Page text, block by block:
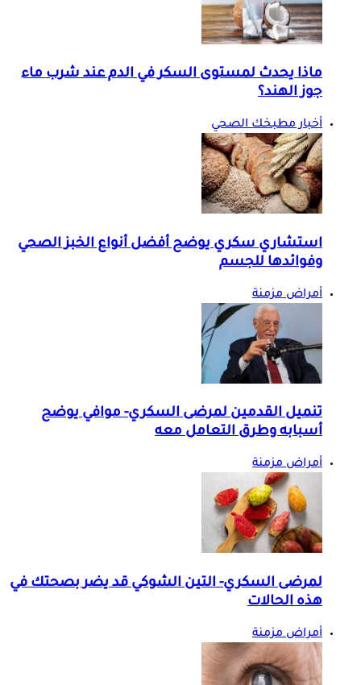
ماذا يحدث لمستوى السكر في الدم عند شرب ماء
جوز الهند؟
أخبار مطبخك الصحي
استشاري سكري يوضح أفضل أنواع الخبز الصحي
وفوائدها للجسم
أمراض مزمنة
تنميل القدمين لمرضى السكري- موافي يوضح
أسبابه وطرق التعامل معه
أمراض مزمنة
لمرضى السكري- التين الشوكي قد يضر بصحتك في
هذه الحالات
أمراض مزمنة